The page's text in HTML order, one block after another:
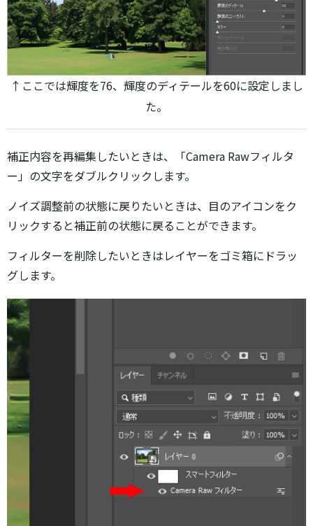
↑ここでは輝度を76、輝度のディテールを60に設定しまし
た。
補正内容を再編集したいときは、「Camera Rawフィルタ
ー」の文字をダブルクリックします。
ノイズ調整前の状態に戻りたいときは、目のアイコンをク
リックすると補正前の状態に戻ることができます。
フィルターを削除したいときはレイヤーをゴミ箱にドラッ
グします。